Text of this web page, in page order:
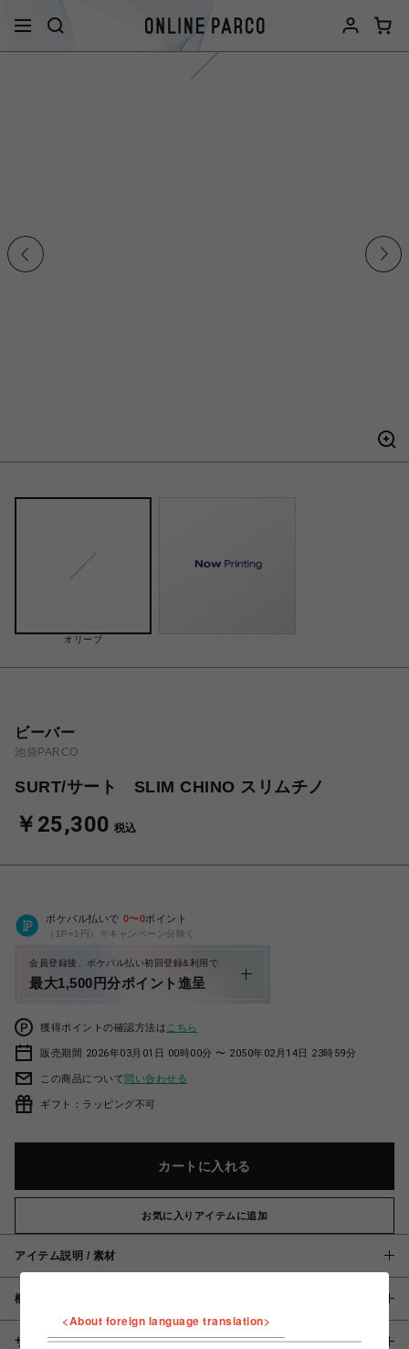
オリーブ
ビーバー
池袋PARCO
SURT/サート SLIM CHINO スリムチノ
￥25,300 税込
ポケパル払いで 0〜0ポイント
（1P=1円）※キャンペーン分除く
会員登録後、ポケパル払い初回登録&利用で
最大1,500円分ポイント進呈
獲得ポイントの確認方法は こちら
販売期間 2026年03月01日 00時00分 〜 2050年02月14日 23時59分
この商品について問い合わせる
ギフト：ラッピング不可
カートに入れる
お気に入りアイテムに追加
アイテム説明 / 素材
概要
サイズ
<About foreign language translation>